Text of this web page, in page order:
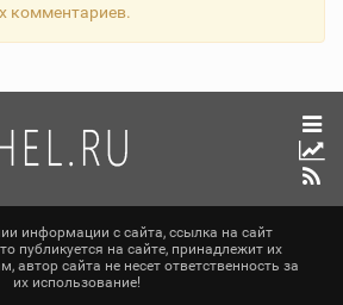
комментариев.
информации с сайта, ссылка на сайт
публикуется на сайте, принадлежит их
автор сайта не несет ответственность за
их использование!